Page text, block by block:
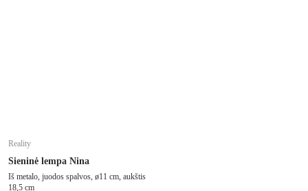
Reality
Sieninė lempa Nina
Iš metalo, juodos spalvos, ø11 cm, aukštis
18,5 cm